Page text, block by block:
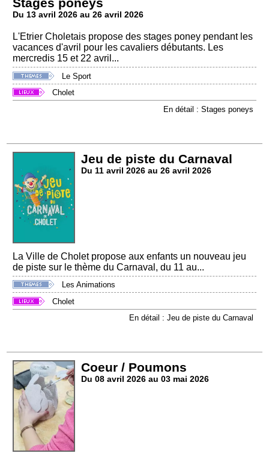
Du 13 avril 2026 au 26 avril 2026
L'Etrier Choletais propose des stages poney pendant les
vacances d'avril pour les cavaliers débutants. Les
mercredis 15 et 22 avril...
Le Sport
Cholet
En détail : Stages poneys
Jeu de piste du Carnaval
Du 11 avril 2026 au 26 avril 2026
La Ville de Cholet propose aux enfants un nouveau jeu
de piste sur le thème du Carnaval, du 11 au...
Les Animations
Cholet
En détail : Jeu de piste du Carnaval
Coeur / Poumons
Du 08 avril 2026 au 03 mai 2026